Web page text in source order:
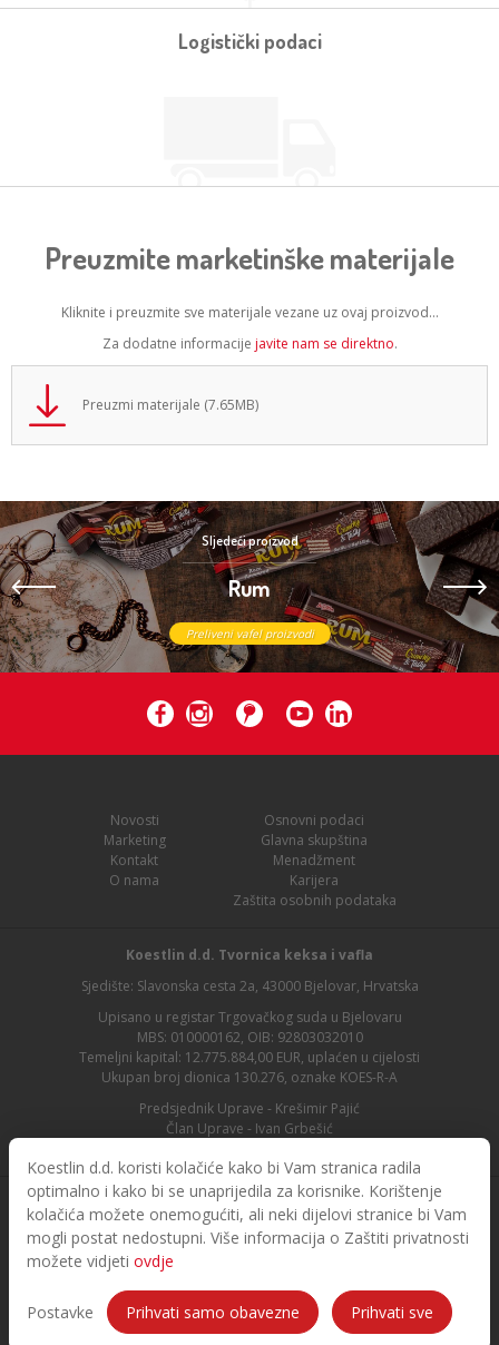
Koestlin d.d. koristi kolačiće kako bi Vam stranica radila
optimalno i kako bi se unaprijedila za korisnike. Korištenje
kolačića možete onemogućiti, ali neki dijelovi stranice bi Vam
mogli postat nedostupni. Više informacija o Zaštiti privatnosti
možete vidjeti ovdje
Postavke Prihvati samo obavezne Prihvati sve
Logistički podaci
Preuzmite marketinške materijale
Kliknite i preuzmite sve materijale vezane uz ovaj proizvod...
Za dodatne informacije javite nam se direktno.
Preuzmi materijale (7.65MB)
Sljedeći proizvod
Rum
Preliveni vafel proizvodi
Novosti
Marketing
Kontakt
O nama
Osnovni podaci
Glavna skupština
Menadžment
Karijera
Zaštita osobnih podataka
Koestlin d.d. Tvornica keksa i vafla
Sjedište: Slavonska cesta 2a, 43000 Bjelovar, Hrvatska
Upisano u registar Trgovačkog suda u Bjelovaru
MBS: 010000162, OIB: 92803032010
Temeljni kapital: 12.775.884,00 EUR, uplaćen u cijelosti
Ukupan broj dionica 130.276, oznake KOES-R-A
Predsjednik Uprave - Krešimir Pajić
Član Uprave - Ivan Grbešić
© 2026. Koestlin. Sva prava pridržana.
Designed and developed by